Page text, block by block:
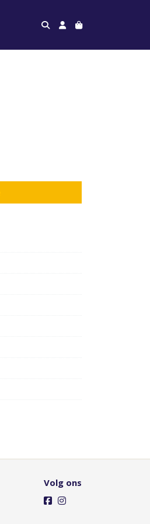
Volg ons